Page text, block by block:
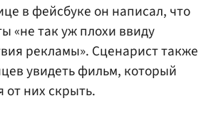
в фейсбуке он написал, что
«не так уж плохи ввиду
рекламы». Сценарист также
увидеть фильм, который
них скрыть.